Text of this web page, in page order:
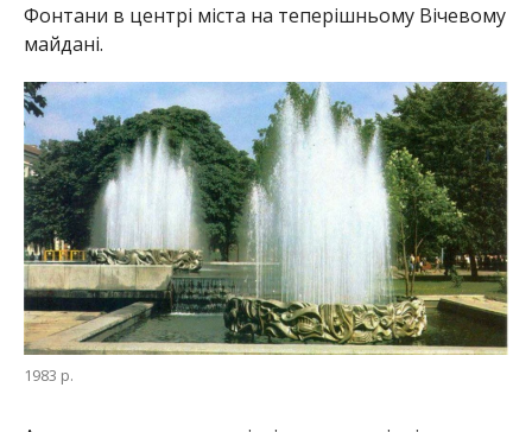
Фонтани в центрі міста на теперішньому Вічевому
майдані.
1983 р.